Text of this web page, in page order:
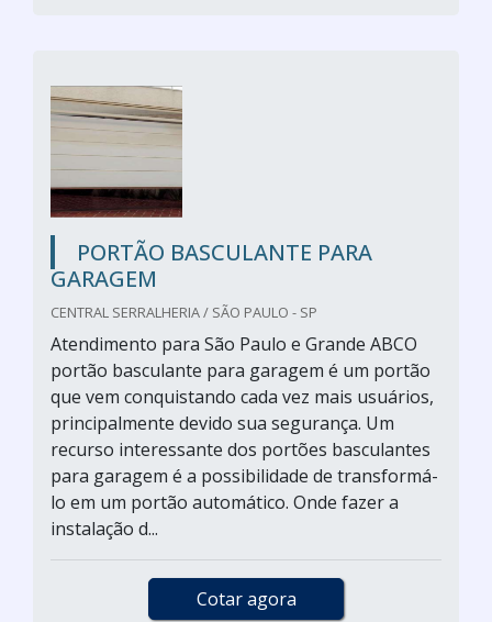
PORTÃO BASCULANTE PARA
GARAGEM
CENTRAL SERRALHERIA / SÃO PAULO - SP
Atendimento para São Paulo e Grande ABCO
portão basculante para garagem é um portão
que vem conquistando cada vez mais usuários,
principalmente devido sua segurança. Um
recurso interessante dos portões basculantes
para garagem é a possibilidade de transformá-
lo em um portão automático. Onde fazer a
instalação d...
Cotar agora